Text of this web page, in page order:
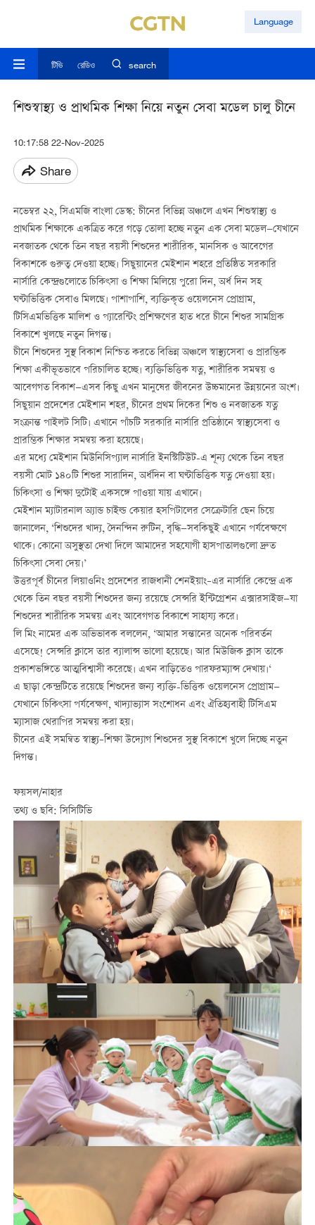
Language
টিভি রেডিও search
শিশুস্বাস্থ্য ও প্রাথমিক শিক্ষা নিয়ে নতুন সেবা মডেল চালু চীনে
10:17:58 22-Nov-2025
Share
নভেম্বর ২২, সিএমজি বাংলা ডেস্ক: চীনের বিভিন্ন অঞ্চলে এখন শিশুস্বাস্থ্য ও
প্রাথমিক শিক্ষাকে একত্রিত করে গড়ে তোলা হচ্ছে নতুন এক সেবা মডেল—যেখানে
নবজাতক থেকে তিন বছর বয়সী শিশুদের শারীরিক, মানসিক ও আবেগের
বিকাশকে গুরুত্ব দেওয়া হচ্ছে। সিছুয়ানের মেইশান শহরে প্রতিষ্ঠিত সরকারি
নার্সারি কেন্দ্রগুলোতে চিকিৎসা ও শিক্ষা মিলিয়ে পুরো দিন, অর্ধ দিন সহ
ঘণ্টাভিত্তিক সেবাও মিলছে। পাশাপাশি, ব্যক্তিকৃত ওয়েলনেস প্রোগ্রাম,
টিসিএমভিত্তিক মালিশ ও প্যারেন্টিং প্রশিক্ষণের হাত ধরে চীনে শিশুর সামগ্রিক
বিকাশে খুলছে নতুন দিগন্ত।
চীনে শিশুদের সুস্থ বিকাশ নিশ্চিত করতে বিভিন্ন অঞ্চলে স্বাস্থ্যসেবা ও প্রারম্ভিক
শিক্ষা একীভূতভাবে পরিচালিত হচ্ছে। ব্যক্তিভিত্তিক যত্ন, শারীরিক সমন্বয় ও
আবেগগত বিকাশ—এসব কিছু এখন মানুষের জীবনের উচ্চমানের উন্নয়নের অংশ।
সিছুয়ান প্রদেশের মেইশান শহর, চীনের প্রথম দিকের শিশু ও নবজাতক যত্ন
সংক্রান্ত পাইলট সিটি। এখানে পাঁচটি সরকারি নার্সারি প্রতিষ্ঠানে স্বাস্থ্যসেবা ও
প্রারম্ভিক শিক্ষার সমন্বয় করা হয়েছে।
এর মধ্যে মেইশান মিউনিসিপ্যাল নার্সারি ইনস্টিটিউট-এ শূন্য থেকে তিন বছর
বয়সী মোট ১৪০টি শিশুর সারাদিন, অর্ধদিন বা ঘণ্টাভিত্তিক যত্ন দেওয়া হয়।
চিকিৎসা ও শিক্ষা দুটোই একসঙ্গে পাওয়া যায় এখানে।
মেইশান ম্যাটারনাল অ্যান্ড চাইল্ড কেয়ার হসপিটালের সেক্রেটারি ছেন চিয়ে
জানালেন, ‘শিশুদের খাদ্য, দৈনন্দিন রুটিন, বৃদ্ধি—সবকিছুই এখানে পর্যবেক্ষণে
থাকে। কোনো অসুস্থতা দেখা দিলে আমাদের সহযোগী হাসপাতালগুলো দ্রুত
চিকিৎসা সেবা দেয়।’
উত্তরপূর্ব চীনের লিয়াওনিং প্রদেশের রাজধানী শেনইয়াং–এর নার্সারি কেন্দ্রে এক
থেকে তিন বছর বয়সী শিশুদের জন্য রয়েছে সেন্সরি ইন্টিগ্রেশন এক্সারসাইজ—যা
শিশুদের শারীরিক সমন্বয় এবং আবেগগত বিকাশে সাহায্য করে।
লি মিং নামের এক অভিভাবক বললেন, ‘আমার সন্তানের অনেক পরিবর্তন
এসেছে! সেন্সরি ক্লাসে তার ব্যালান্স ভালো হয়েছে। আর মিউজিক ক্লাস তাকে
প্রকাশভঙ্গিতে আত্মবিশ্বাসী করেছে। এখন বাড়িতেও পারফরম্যান্স দেখায়।‘
এ ছাড়া কেন্দ্রটিতে রয়েছে শিশুদের জন্য ব্যক্তি-ভিত্তিক ওয়েলনেস প্রোগ্রাম—
যেখানে চিকিৎসা পর্যবেক্ষণ, খাদ্যাভ্যাস সংশোধন এবং ঐতিহ্যবাহী টিসিএম
ম্যাসাজ থেরাপির সমন্বয় করা হয়।
চীনের এই সমন্বিত স্বাস্থ্য–শিক্ষা উদ্যোগ শিশুদের সুস্থ বিকাশে খুলে দিচ্ছে নতুন
দিগন্ত।
ফয়সল/নাহার
তথ্য ও ছবি: সিসিটিভি